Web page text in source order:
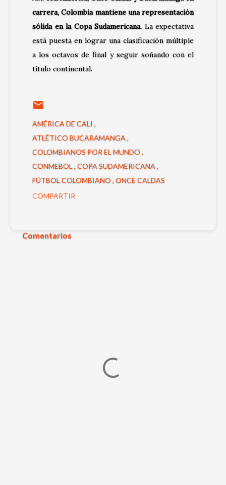
carrera, Colombia mantiene una representación
sólida en la Copa Sudamericana. La expectativa
está puesta en lograr una clasificación múltiple
a los octavos de final y seguir soñando con el
título continental.
AMÉRICA DE CALI
ATLÉTICO BUCARAMANGA
COLOMBIANOS POR EL MUNDO
CONMEBOL COPA SUDAMERICANA
FÚTBOL COLOMBIANO ONCE CALDAS
COMPARTIR
Comentarios